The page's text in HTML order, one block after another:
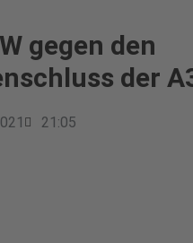
gegen den
der
21:05